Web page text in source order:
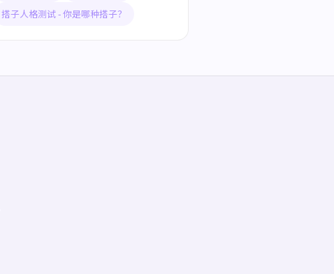
搭子人格测试 - 你是哪种搭子？